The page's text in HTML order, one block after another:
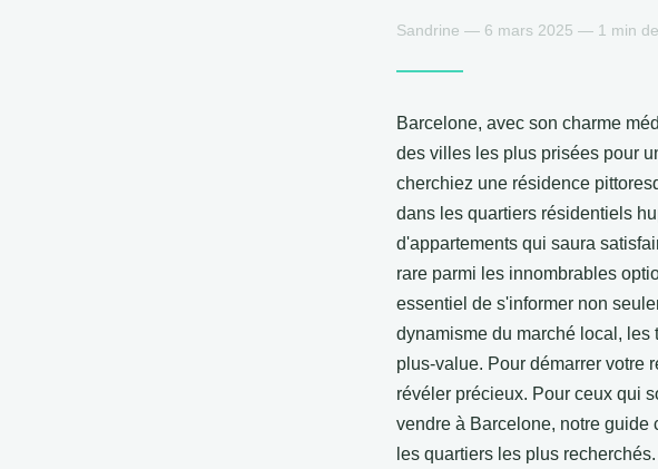
Sandrine — 6 mars 2025 — 1 min
Barcelone, avec son charme
des villes les plus prisées pour
cherchiez une résidence
dans les quartiers résidentiels
d'appartements qui saura
rare parmi les innombrables
essentiel de s'informer non
dynamisme du marché local,
plus-value. Pour démarrer votre
révéler précieux. Pour ceux qui
vendre à Barcelone, notre guide
les quartiers les plus